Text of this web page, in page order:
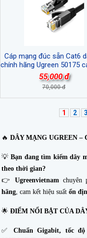
Cáp mạng đúc sẵn Cat6
chính hãng Ugreen 50175
55,000 đ
70,000 đ
1 2 3
🔥 DÂY MẠNG UGREEN –
💡 Bạn đang tìm kiếm dây
theo thời gian?
👉 Ugreenvietnam chuyên
hãng, cam kết hiệu suất ổn
🌟 ĐIỂM NỔI BẬT CỦA
✅ Chuẩn Gigabit, tốc độ